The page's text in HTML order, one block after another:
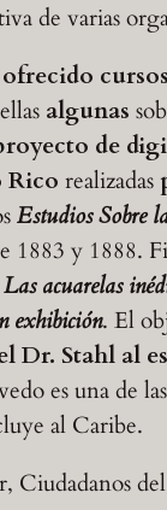
de varias
ofrecido cursos
algunas
de
Rico realizadas
Estudios Sobre
1883 y 1888.
Las acuarelas
exhibición. El
Dr. Stahl al
es una de
al Caribe.
Ciudadanos